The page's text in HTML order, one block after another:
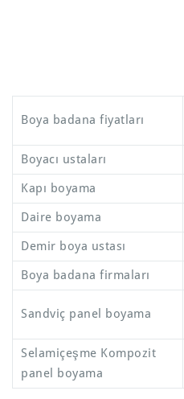
Boya badana fiyatları
Boyacı ustaları
Kapı boyama
Daire boyama
Demir boya ustası
Boya badana firmaları
Sandviç panel boyama
Selamiçeşme Kompozit
panel boyama